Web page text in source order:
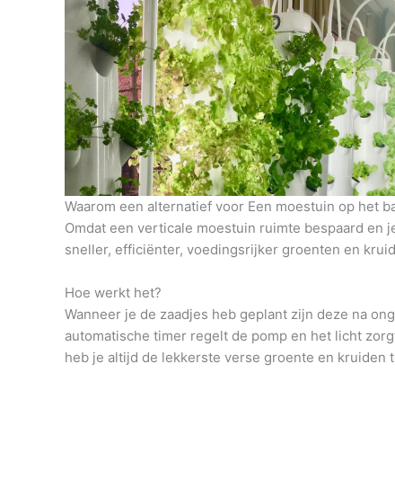
Waarom een alternatief voor Een moestuin op het
Omdat een verticale moestuin ruimte bespaard en
sneller, efficiënter, voedingsrijker groenten en
Hoe werkt het?
Wanneer je de zaadjes heb geplant zijn deze na
automatische timer regelt de pomp en het licht
heb je altijd de lekkerste verse groente en kruiden